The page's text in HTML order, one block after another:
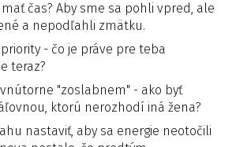
čas? Aby sme sa pohli vpred, ale
a nepodľahli zmätku.
- čo je práve pre teba
teraz?
vnútorne "zoslabnem" - ako byť
ktorú nerozhodí iná žena?
nastaviť, aby sa energie neotočili